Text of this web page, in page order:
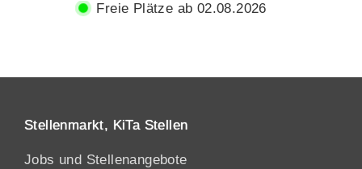
Freie Plätze ab 02.08.2026
Stellenmarkt, KiTa Stellen
Jobs und Stellenangebote